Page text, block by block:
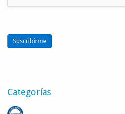
Suscribirme
Categorías